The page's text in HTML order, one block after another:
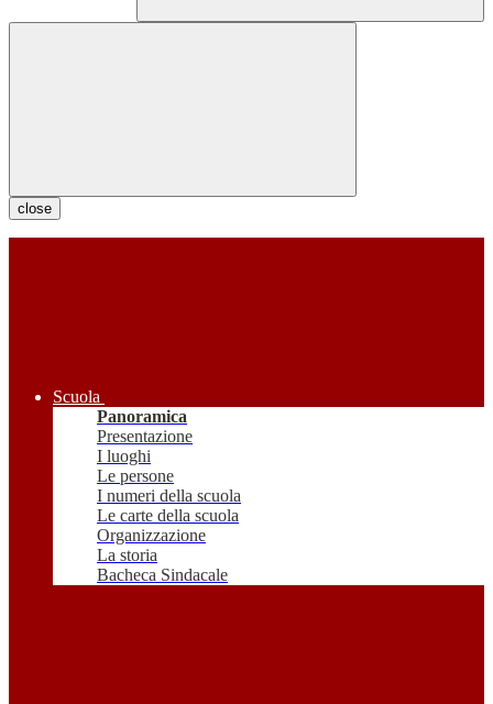
close
Scuola
Panoramica
Presentazione
I luoghi
Le persone
I numeri della scuola
Le carte della scuola
Organizzazione
La storia
Bacheca Sindacale